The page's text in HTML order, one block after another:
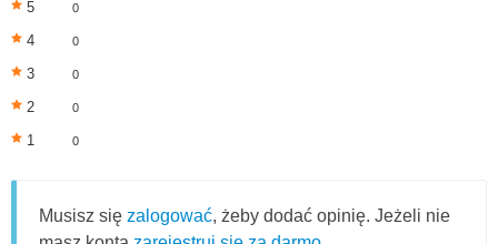
5 0
4 0
3 0
2 0
1 0
Musisz się zalogować, żeby dodać opinię. Jeżeli nie